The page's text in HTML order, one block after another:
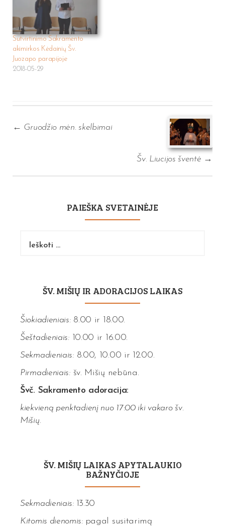
Sutvirtinimo Sakramento
akimirkos Kėdainių Šv.
Juozapo parapijoje
2018-05-29
navigation
← Gruodžio mėn. skelbimai
Šv. Liucijos šventė →
PAIEŠKA SVETAINĖJE
ŠV. MIŠIŲ IR ADORACIJOS LAIKAS
Šiokiadieniais:8.00 ir 18.00.
Šeštadieniais:10.00 ir 16.00.
Sekmadieniais:8.00, 10.00 ir 12.00.
Pirmadieniais:šv. Mišių nebūna.
Švč. Sakramento adoracija:
kiekvieną penktadienį nuo 17:00 iki vakaro šv.
Mišių.
ŠV. MIŠIŲ LAIKAS APYTALAUKIO
BAŽNYČIOJE
Sekmadieniais: 13.30
Kitomis dienomis: pagal susitarimą